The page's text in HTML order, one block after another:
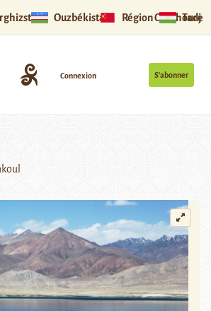
Ouzbékistan Région Ouïghoure
S’abonner
Connexion